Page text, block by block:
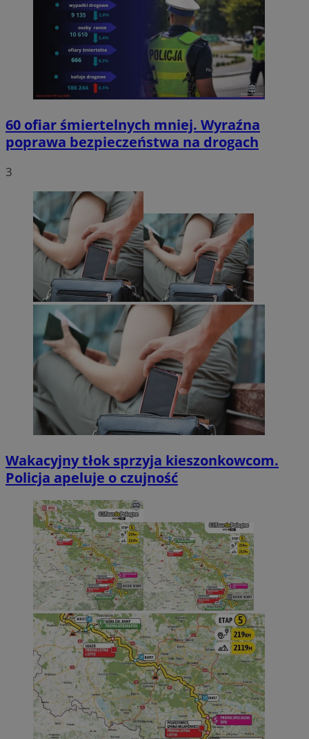
60 ofiar śmiertelnych mniej. Wyraźna
poprawa bezpieczeństwa na drogach
3
Wakacyjny tłok sprzyja kieszonkowcom.
Policja apeluje o czujność